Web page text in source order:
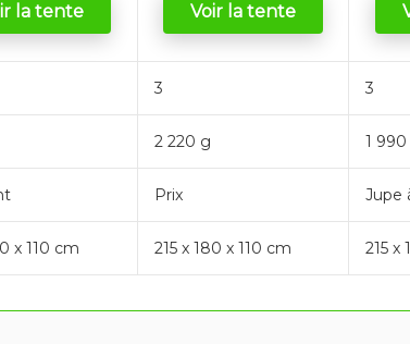
la tente
x 110 cm
Voir la tente
3
2 220 g
Prix
215 x 180 x 110 cm
3
1
Jupe
215 x